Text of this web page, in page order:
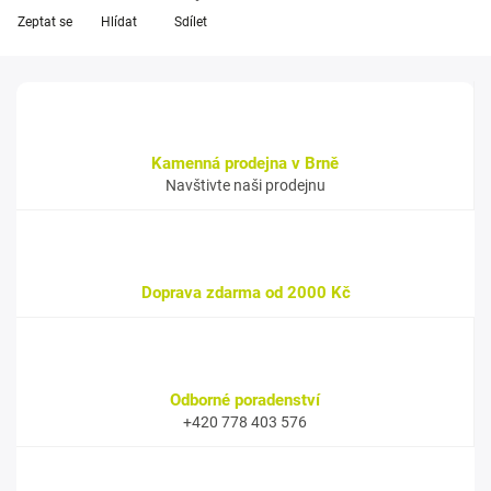
Zeptat se Hlídat Sdílet
Kamenná prodejna v Brně
Navštivte naši prodejnu
Doprava zdarma od 2000 Kč
Odborné poradenství
+420 778 403 576